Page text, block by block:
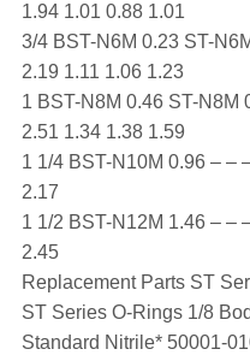
1.94 1.01 0.88 1.01
3/4 BST-N6M 0.23 ST-
2.19 1.11 1.06 1.23
1 BST-N8M 0.46 ST-N8M
2.51 1.34 1.38 1.59
1 1/4 BST-N10M 0.96 – –
2.17
1 1/2 BST-N12M 1.46 – –
2.45
Replacement Parts ST
ST Series O-Rings 1/8
Standard Nitrile* 50001-